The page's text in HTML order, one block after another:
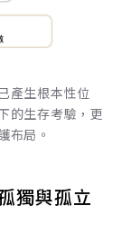
產生根本性位
的生存考驗，更
布局。
獨與孤立